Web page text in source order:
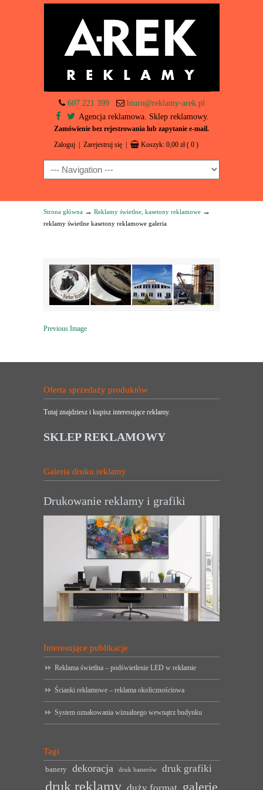
607 221 399
biuro@reklamy-arek.pl
Agencja reklamowa. Sklep reklamowy.
Zamówienie bez rejestrowania lub zapytanie e-mail.
Zaloguj Zarejestruj się Koszyk: 0,00 zł ( 0 )
Navigation
Strona główna → Reklamy świetlne, kasetony reklamowe →
reklamy świetlne kasetony reklamowe galeria
Previous Image
Oferta sprzedaży produktów
Tutaj znajdziesz i kupisz interesujące reklamy.
SKLEP REKLAMOWY
Galeria druku reklamy
Drukowanie reklamy i grafiki
Interesujące publikacje
Reklama świetlna – podświetlenie LED w reklamie
Ścianki reklamowe – reklama okolicznościowa
System oznakowania wizualnego wewnątrz budynku
Tagi
banery dekoracja druk banerów druk grafiki
druk reklamy galerie